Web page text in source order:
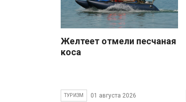
Желтеет отмели песчаная
коса
ТУРИЗМ 01 августа 2026